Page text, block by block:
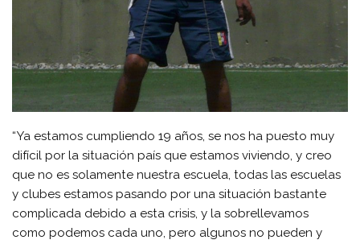
“Ya estamos cumpliendo 19 años, se nos ha puesto muy
difícil por la situación país que estamos viviendo, y creo
que no es solamente nuestra escuela, todas las escuelas
y clubes estamos pasando por una situación bastante
complicada debido a esta crisis, y la sobrellevamos
como podemos cada uno, pero algunos no pueden y